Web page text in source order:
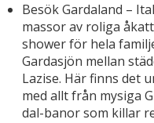
Besök Gardaland –
massor av roliga
shower för hela
Gardasjön mellan
Lazise. Här finns det
med allt från mysiga
dal-banor som killar